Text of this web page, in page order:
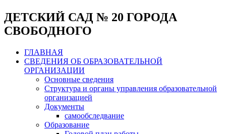
ДЕТСКИЙ САД № 20 ГОРОДА
СВОБОДНОГО
ГЛАВНАЯ
СВЕДЕНИЯ ОБ ОБРАЗОВАТЕЛЬНОЙ
ОРГАНИЗАЦИИ
Основные сведения
Структура и органы управления образовательной
организацией
Документы
самообследвание
Образование